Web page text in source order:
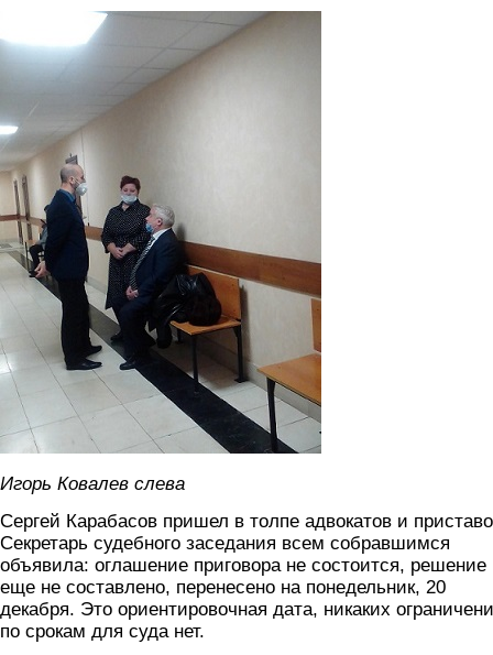
Игорь Ковалев слева
Сергей Карабасов пришел в толпе адвокатов и
Секретарь судебного заседания всем собравшимся
объявила: оглашение приговора не состоится, решение
еще не составлено, перенесено на понедельник, 20
декабря. Это ориентировочная дата, никаких
по срокам для суда нет.